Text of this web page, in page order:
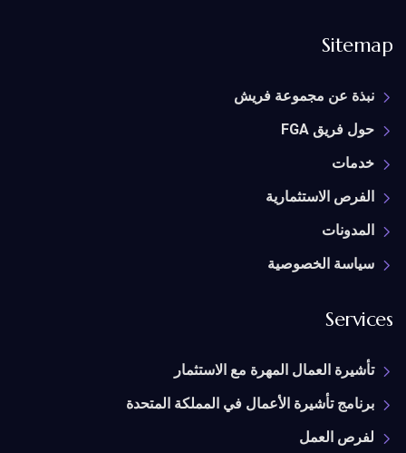
Sitemap
نبذة عن مجموعة فريش
حول فريق FGA
خدمات
الفرص الاستثمارية
المدونات
سياسة الخصوصية
Services
تأشيرة العمال المهرة مع الاستثمار
برنامج تأشيرة الأعمال في المملكة المتحدة
لفرص العمل